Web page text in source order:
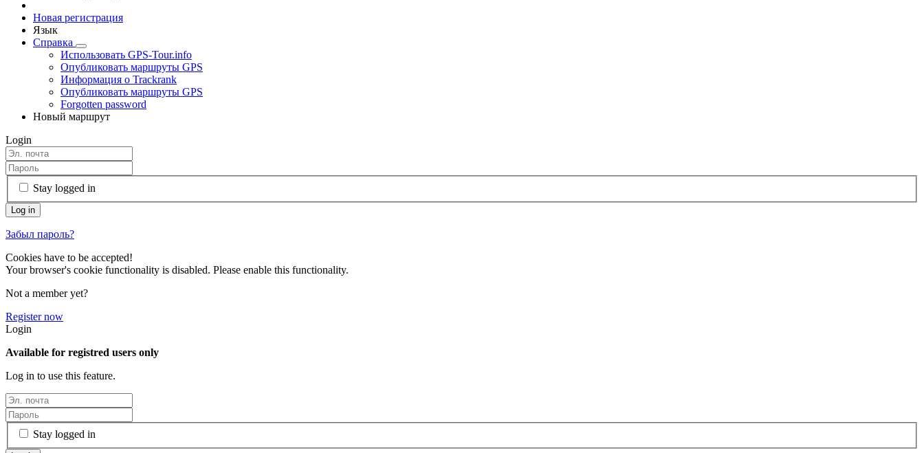
Новая регистрация
Язык
Справка
Использовать GPS-Tour.info
Опубликовать маршруты GPS
Информация о Trackrank
Опубликовать маршруты GPS
Forgotten password
Новый маршрут
Login
Stay logged in
Забыл пароль?
Cookies have to be accepted!
Your browser's cookie functionality is disabled. Please enable this functionality.
Not a member yet?
Register now
Login
Available for registred users only
Log in to use this feature.
Stay logged in